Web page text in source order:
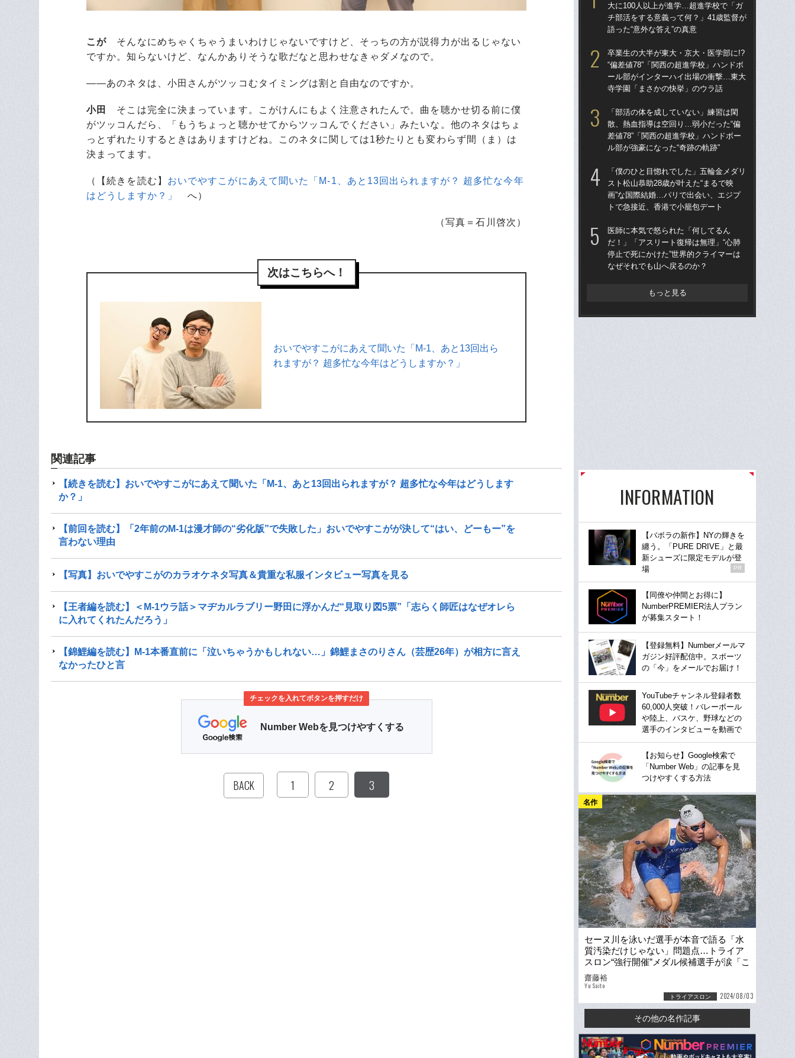
こが そんなにめちゃくちゃうまいわけじゃないですけど、そっちの方が説得力が出るじゃない
ですか。知らないけど、なんかありそうな歌だなと思わせなきゃダメなので。
――あのネタは、小田さんがツッコむタイミングは割と自由なのですか。
小田
そこは完全に決まっています。こがけんにもよく注意されたんで。曲を聴かせ切る前に僕
がツッコんだら、「もうちょっと聴かせてからツッコんでください」みたいな。他のネタはちょ
っとずれたりするときはありますけどね。このネタに関しては1秒たりとも変わらず間（ま）は
決まってます。
（【続きを読む】 おいでやすこがにあえて聞いた「M-1、あと13回出られますが？ 超多忙な今年
はどうしますか？」
へ）
（写真＝石川啓次）
次はこちらへ！
おいでやすこがにあえて聞いた「M-1、あと13回出ら
れますが？ 超多忙な今年はどうしますか？」
関連記事
【続きを読む】おいでやすこがにあえて聞いた「M-1、あと13回出られますが？ 超多忙な今年はどうします
か？」
【前回を読む】「2年前のM-1は漫才師の“劣化版”で失敗した」おいでやすこがが決して“はい、どーもー”を
言わない理由
【写真】おいでやすこがのカラオケネタ写真＆貴重な私服インタビュー写真を見る
【王者編を読む】＜M-1ウラ話＞マヂカルラブリー野田に浮かんだ“見取り図5票”「志らく師匠はなぜオレら
に入れてくれたんだろう」
【錦鯉編を読む】M-1本番直前に「泣いちゃうかもしれない…」錦鯉まさのりさん（芸歴26年）が相方に言え
なかったひと言
チェックを入れてボタンを押すだけ
Number Webを見つけやすくする
BACK 1 2 3
大に100人以上が進学…超進学校で「ガ
チ部活をする意義って何？」41歳監督が
語った“意外な答え”の真意
卒業生の大半が東大・京大・医学部に!?
“偏差値78”「関西の超進学校」ハンドボ
ール部がインターハイ出場の衝撃…東大
寺学園「まさかの快挙」のウラ話
「部活の体を成していない」練習は閑
散、熱血指導は空回り…弱小だった“偏
差値78”「関西の超進学校」ハンドボー
ル部が強豪になった“奇跡の軌跡”
「僕のひと目惚れでした」五輪金メダリ
スト松山恭助28歳が叶えた“まるで映
画”な国際結婚…パリで出会い、エジプ
トで急接近、香港で小籠包デート
医師に本気で怒られた「何してるん
だ！」「アスリート復帰は無理」“心肺
停止で死にかけた”世界的クライマーは
なぜそれでも山へ戻るのか？
もっと見る
INFORMATION
【バボラの新作】NYの輝きを
纏う。「PURE DRIVE」と最
新シューズに限定モデルが登
場
PR
【同僚や仲間とお得に】
NumberPREMIER法人プラン
が募集スタート！
【登録無料】Numberメールマ
ガジン好評配信中。スポーツ
の「今」をメールでお届け！
YouTubeチャンネル登録者数
60,000人突破！バレーボール
や陸上、バスケ、野球などの
選手のインタビューを動画で
【お知らせ】Google検索で
「Number Web」の記事を見
つけやすくする方法
名作
セーヌ川を泳いだ選手が本音で語る「水
質汚染だけじゃない」問題点…トライア
スロン“強行開催”メダル候補選手が涙「こ
んなことは今までなかった」
齋藤裕
Yu Saito
トライアスロン 2024/08/03
その他の名作記事